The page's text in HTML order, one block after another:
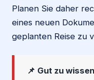
Planen Sie daher
eines neuen
geplanten Reise zu
📌 Gut zu wissen